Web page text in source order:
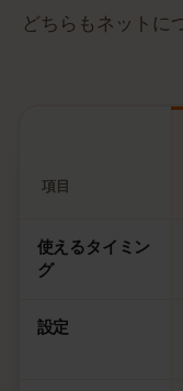
どちらもネットに
項目
使えるタイミン
グ
設定